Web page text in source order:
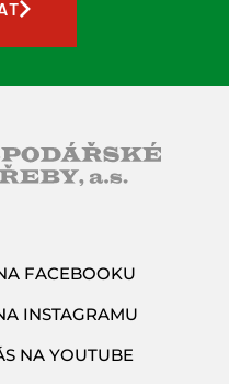
FACEBOOKU
INSTAGRAMU
NA YOUTUBE